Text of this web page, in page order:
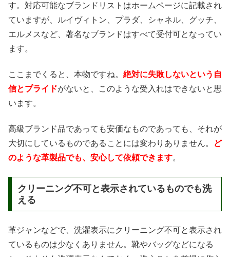
す。対応可能なブランドリストはホームページに記載され
ていますが、ルイヴィトン、プラダ、シャネル、グッチ、
エルメスなど、著名なブランドはすべて受付可となってい
ます。
ここまでくると、本物ですね。 絶対に失敗しないという自
信とプライドがないと、このような受入れはできないと思
います。
高級ブランド品であっても安価なものであっても、それが
大切にしているものであることには変わりありません。
ど
のような革製品でも、安心して依頼できます。
クリーニング不可と表示されているものでも洗
える
革ジャンなどで、洗濯表示にクリーニング不可と表示され
ているものは少なくありません。靴やバッグなどになる